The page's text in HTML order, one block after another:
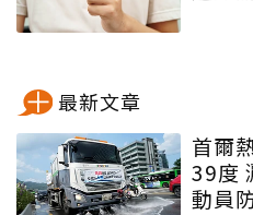
最新文章
首爾
39度
動員